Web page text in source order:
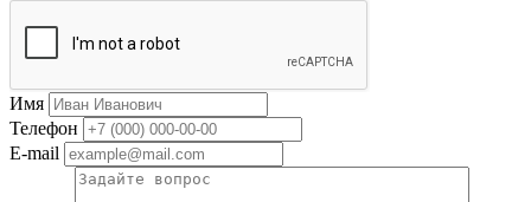
Имя
Телефон
E-mail